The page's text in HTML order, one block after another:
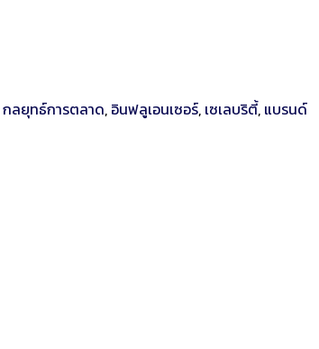
กลยุทธ์การตลาด, อินฟลูเอนเซอร์, เซเลบริตี้, แบรนด์